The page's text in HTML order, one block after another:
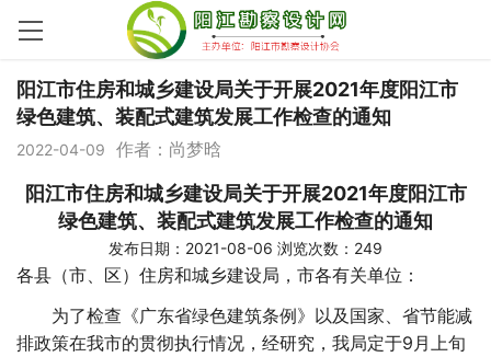
阳江市住房和城乡建设局关于开展2021年度阳江市
绿色建筑、装配式建筑发展工作检查的通知
2022-04-09 作者：尚梦晗
阳江市住房和城乡建设局关于开展2021年度阳江市
绿色建筑、装配式建筑发展工作检查的通知
发布日期：2021-08-06 浏览次数： 249
各县（市、区）住房和城乡建设局，市各有关单位：
为了检查《广东省绿色建筑条例》以及国家、省节能减
排政策在我市的贯彻执行情况，经研究，我局定于9月上旬